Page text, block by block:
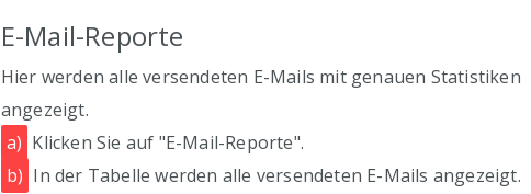
E-Mail-Reporte
Hier werden alle versendeten E-Mails mit genauen Statistiken
angezeigt.
a) Klicken Sie auf "E-Mail-Reporte".
b) In der Tabelle werden alle versendeten E-Mails angezeigt.